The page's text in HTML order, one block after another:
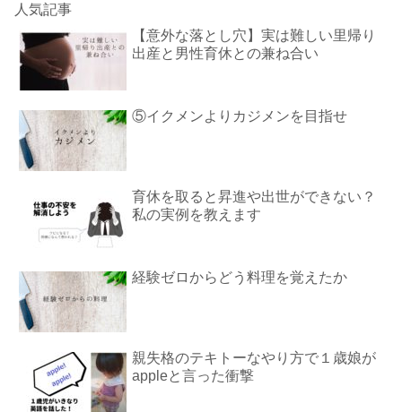
人気記事
【意外な落とし穴】実は難しい里帰り
出産と男性育休との兼ね合い
⑤イクメンよりカジメンを目指せ
育休を取ると昇進や出世ができない？
私の実例を教えます
経験ゼロからどう料理を覚えたか
親失格のテキトーなやり方で１歳娘が
appleと言った衝撃